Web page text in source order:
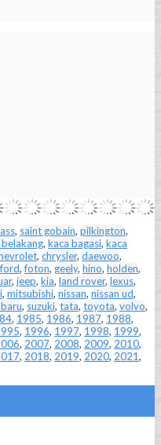
, saint gobain, pilkington,
, kaca bagasi, kaca
, chrysler, daewoo,
ford,foton, geely, hino, holden,
, jeep, kia, land rover, lexus,
, mitsubishi, nissan, nissan ud,
, suzuki, tata, toyota, volvo,
, 1985, 1986, 1987, 1988,
, 1996, 1997, 1998, 1999,
, 2007, 2008, 2009, 2010,
, 2018, 2019, 2020, 2021,